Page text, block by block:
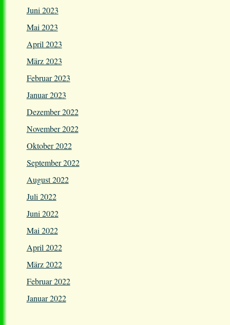
Juni 2023
Mai 2023
April 2023
März 2023
Februar 2023
Januar 2023
Dezember 2022
November 2022
Oktober 2022
September 2022
August 2022
Juli 2022
Juni 2022
Mai 2022
April 2022
März 2022
Februar 2022
Januar 2022